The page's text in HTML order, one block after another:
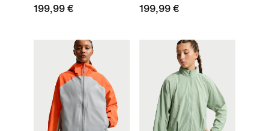
199,99 €
199,99 €